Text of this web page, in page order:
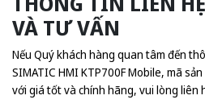
VÀ TƯ VẤN
Nếu Quý khách hàng quan tâm đến
SIMATIC HMI KTP700F Mobile, mã
với giá tốt và chính hãng, vui lòng liên